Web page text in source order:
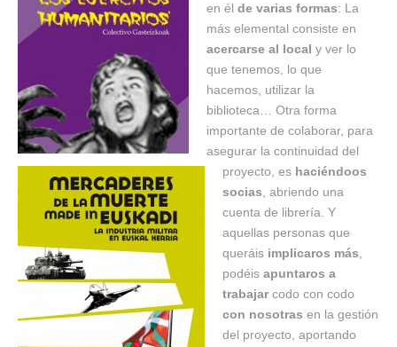
en él de varias formas: La
más elemental consiste en
acercarse al local y ver lo
que tenemos, lo que
hacemos, utilizar la
biblioteca… Otra forma
importante de colaborar, para
asegurar la continuidad del
proyecto, es haciéndoos
socias , abriendo una
cuenta de librería. Y
aquellas personas que
queráis implicaros más
podéis apuntaros a
trabajar codo con codo
con nosotras en la gestión
del proyecto, aportando